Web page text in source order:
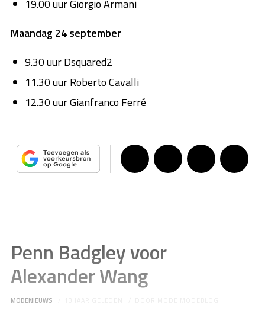
19.00 uur Giorgio Armani
Maandag 24 september
9.30 uur Dsquared2
11.30 uur Roberto Cavalli
12.30 uur Gianfranco Ferré
Penn Badgley voor
Alexander Wang
MODENIEUWS